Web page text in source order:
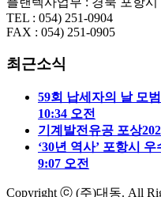
TEL : 054) 251-0904
FAX : 054) 251-0905
최근소식
59회 납세자의 날 모
10:34 오전
기계발전유공 포상
‘30년 역사’ 포항시
9:07 오전
Copyright ⓒ (주)대동. All